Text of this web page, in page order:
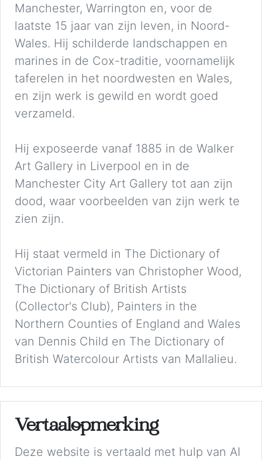
Manchester, Warrington en, voor de
laatste 15 jaar van zijn leven, in Noord-
Wales. Hij schilderde landschappen en
marines in de Cox-traditie, voornamelijk
taferelen in het noordwesten en Wales,
en zijn werk is gewild en wordt goed
verzameld.
Hij exposeerde vanaf 1885 in de Walker
Art Gallery in Liverpool en in de
Manchester City Art Gallery tot aan zijn
dood, waar voorbeelden van zijn werk te
zien zijn.
Hij staat vermeld in The Dictionary of
Victorian Painters van Christopher Wood,
The Dictionary of British Artists
(Collector's Club), Painters in the
Northern Counties of England and Wales
van Dennis Child en The Dictionary of
British Watercolour Artists van Mallalieu.
Vertaalopmerking
Deze website is vertaald met hulp van AI